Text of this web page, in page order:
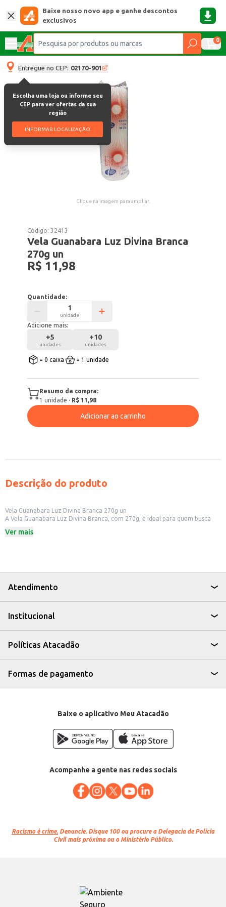
Baixe nosso novo app e ganhe descontos
exclusivos
0
Entregue no CEP: 02170-901
Escolha uma loja ou informe seu
CEP para ver ofertas da sua
região
INFORMAR LOCALIZAÇÃO
Clique na imagem para ampliar.
Código:32413
Vela Guanabara Luz Divina Branca
270g un
R$ 11,98
Quantidade:
unidade
Adicione mais:
+5
unidades
+10
unidades
= 0 caixa = 1 unidade
Resumo da compra:
1 unidade · R$ 11,98
Adicionar ao carrinho
Descrição do produto
Vela Guanabara Luz Divina Branca 270g un
A Vela Guanabara Luz Divina Branca, com 270g, é ideal para quem busca
criar um ambiente acolhedor em diversos espaços, a vela é um item
Ótima opção para criar um ambiente relaxante durante momentos de
meditação e leitura.
A Vela Guanabara Luz Divina Branca é uma escolha prática e eficiente para
Ver mais
Atendimento
Institucional
Políticas Atacadão
Formas de pagamento
Baixe o aplicativo Meu Atacadão
Acompanhe a gente nas redes sociais
Racismo é crime. Denuncie. Disque 100 ou procure a Delegacia de Polícia
Civil mais próxima ou o Ministério Público.